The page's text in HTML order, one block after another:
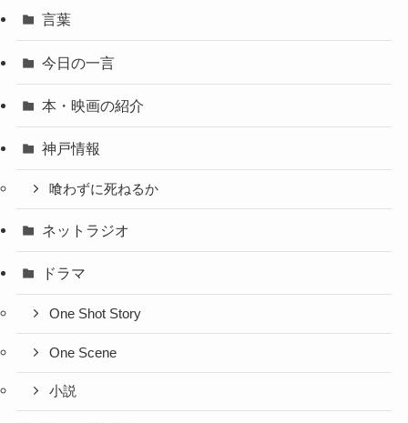
言葉
今日の一言
本・映画の紹介
神戸情報
喰わずに死ねるか
ネットラジオ
ドラマ
One Shot Story
One Scene
小説